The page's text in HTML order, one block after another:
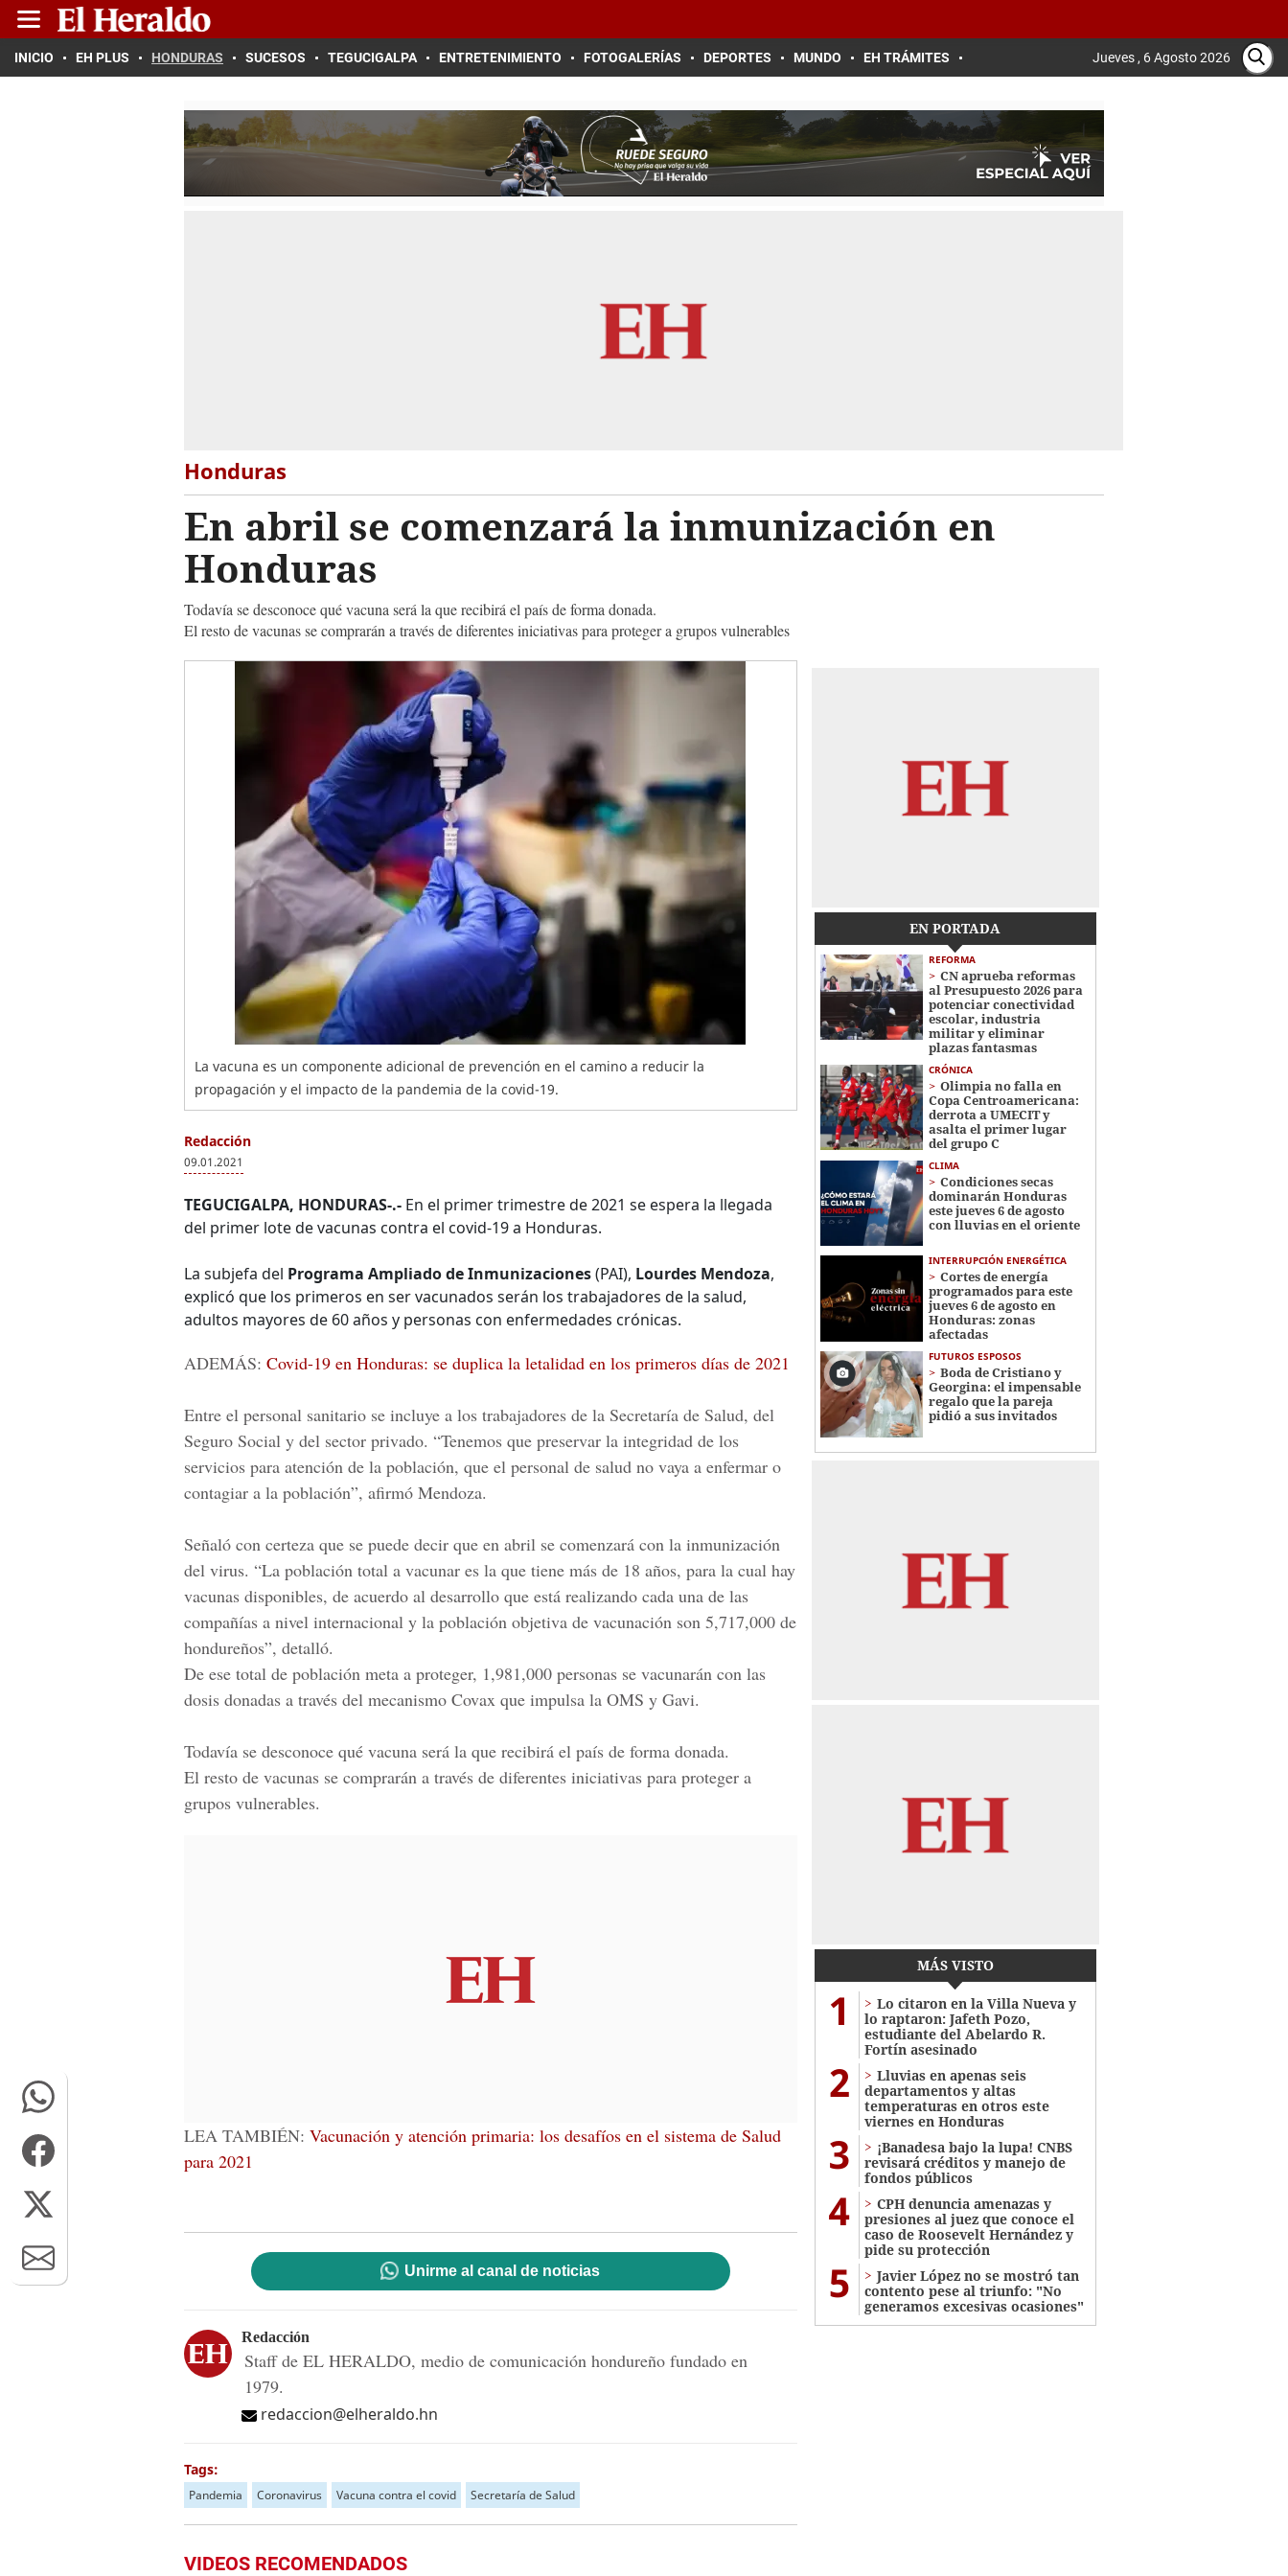
INICIO EH PLUS HONDURAS SUCESOS TEGUCIGALPA ENTRETENIMIENTO FOTOGALERÍAS DEPORTES MUNDO EH TRÁMITES Jueves , 6 Agosto 2026
Honduras
En abril se comenzará la inmunización en
Honduras
Todavía se desconoce qué vacuna será la que recibirá el país de forma donada.
El resto de vacunas se comprarán a través de diferentes iniciativas para proteger a grupos vulnerables
La vacuna es un componente adicional de prevención en el camino a reducir la
propagación y el impacto de la pandemia de la covid-19.
Redacción
09.01.2021
TEGUCIGALPA, HONDURAS-.- En el primer trimestre de 2021 se espera la llegada
del primer lote de vacunas contra el covid-19 a Honduras.
La subjefa del Programa Ampliado de Inmunizaciones(PAI), Lourdes Mendoza,
explicó que los primeros en ser vacunados serán los trabajadores de la salud,
adultos mayores de 60 años y personas con enfermedades crónicas.
ADEMÁS: Covid-19 en Honduras: se duplica la letalidad en los primeros días de 2021
Entre el personal sanitario se incluye a los trabajadores de la Secretaría de Salud, del
Seguro Social y del sector privado. “Tenemos que preservar la integridad de los
servicios para atención de la población, que el personal de salud no vaya a enfermar o
contagiar a la población”, afirmó Mendoza.
Señaló con certeza que se puede decir que en abril se comenzará con la inmunización
del virus. “La población total a vacunar es la que tiene más de 18 años, para la cual hay
vacunas disponibles, de acuerdo al desarrollo que está realizando cada una de las
compañías a nivel internacional y la población objetiva de vacunación son 5,717,000 de
hondureños”, detalló.
De ese total de población meta a proteger, 1,981,000 personas se vacunarán con las
dosis donadas a través del mecanismo Covax que impulsa la OMS y Gavi.
Todavía se desconoce qué vacuna será la que recibirá el país de forma donada.
El resto de vacunas se comprarán a través de diferentes iniciativas para proteger a
grupos vulnerables.
LEA TAMBIÉN: Vacunación y atención primaria: los desafíos en el sistema de Salud
para 2021
Unirme al canal de noticias
Redacción
Staff de EL HERALDO, medio de comunicación hondureño fundado en
1979.
redaccion@elheraldo.hn
Tags:
Pandemia Coronavirus Vacuna contra el covid Secretaría de Salud
VIDEOS RECOMENDADOS
EN PORTADA
REFORMA
CN aprueba reformas
al Presupuesto 2026 para
potenciar conectividad
escolar, industria
militar y eliminar
plazas fantasmas
CRÓNICA
Olimpia no falla en
Copa Centroamericana:
derrota a UMECIT y
asalta el primer lugar
del grupo C
CLIMA
Condiciones secas
dominarán Honduras
este jueves 6 de agosto
con lluvias en el oriente
INTERRUPCIÓN ENERGÉTICA
Cortes de energía
programados para este
jueves 6 de agosto en
Honduras: zonas
afectadas
FUTUROS ESPOSOS
Boda de Cristiano y
Georgina: el impensable
regalo que la pareja
pidió a sus invitados
MÁS VISTO
1
Lo citaron en la Villa Nueva y
lo raptaron: Jafeth Pozo,
estudiante del Abelardo R.
Fortín asesinado
2
Lluvias en apenas seis
departamentos y altas
temperaturas en otros este
viernes en Honduras
3
¡Banadesa bajo la lupa! CNBS
revisará créditos y manejo de
fondos públicos
4
CPH denuncia amenazas y
presiones al juez que conoce el
caso de Roosevelt Hernández y
pide su protección
5
Javier López no se mostró tan
contento pese al triunfo: "No
generamos excesivas ocasiones"